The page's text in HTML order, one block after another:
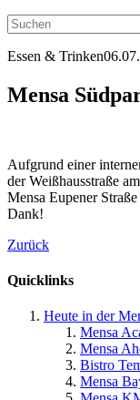
Essen & Trinken
Mensa
Aufgrund einer
der Weißhausstraße am
Mensa Eupener
Dank!
Zurück
Quicklinks
Heute in der
Mensa
Mensa
Bistro
Mensa